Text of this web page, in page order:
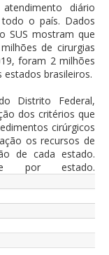
diário
o país. Dados
SUS mostram que
de cirurgias
foram 2 milhões
brasileiros.
Distrito Federal,
dos critérios que
cirúrgicos
os recursos de
de cada estado.
por estado.